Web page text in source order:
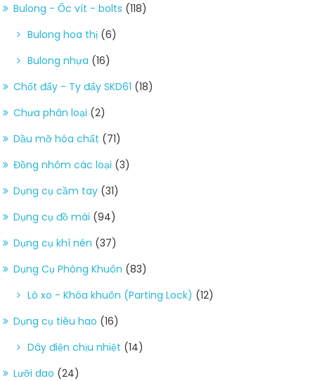
Bulong - Ốc vít - bolts (118)
Bulong hoa thị (6)
Bulong nhựa (16)
Chốt đẩy - Ty đẩy SKD61 (18)
Chưa phân loại (2)
Dầu mỡ hóa chất (71)
Đồng nhôm các loại (3)
Dụng cụ cầm tay (31)
Dụng cụ đồ mài (94)
Dụng cụ khí nén (37)
Dụng Cụ Phòng Khuôn (83)
Lò xo - Khóa khuôn (Parting Lock) (12)
Dụng cụ tiêu hao (16)
Dây điện chịu nhiệt (14)
Lưỡi dao (24)